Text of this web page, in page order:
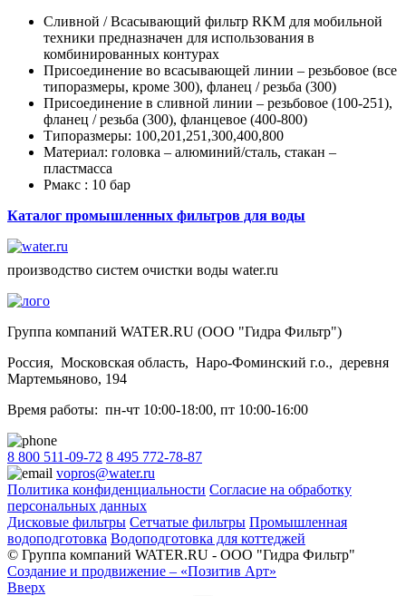
Сливной / Всасывающий фильтр RKM для мобильной
техники предназначен для использования в
комбинированных контурах
Присоединение во всасывающей линии – резьбовое (все
типоразмеры, кроме 300), фланец / резьба (300)
Присоединение в сливной линии – резьбовое (100-251),
фланец / резьба (300), фланцевое (400-800)
Типоразмеры: 100,201,251,300,400,800
Материал: головка – алюминий/сталь, стакан –
пластмасса
Pмакс : 10 бар
Каталог промышленных фильтров для воды
производство систем очистки воды water.ru
Группа компаний WATER.RU (ООО "Гидра Фильтр")
Россия, Московская область, Наро-Фоминский г.о., деревня
Мартемьяново, 194
Время работы: пн-чт 10:00-18:00, пт 10:00-16:00
8 800 511-09-72 8 495 772-78-87
vopros@water.ru
Политика конфиденциальности Согласие на обработку
персональных данных
Дисковые фильтры Сетчатые фильтры Промышленная
водоподготовка Водоподготовка для коттеджей
© Группа компаний WATER.RU - ООО "Гидра Фильтр"
Создание и продвижение – «Позитив Арт»
Вверх